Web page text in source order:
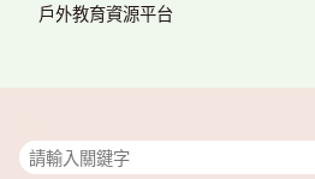
戶外教育資源平台